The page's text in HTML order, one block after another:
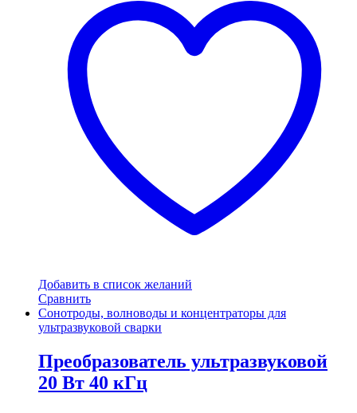
Добавить в список желаний
Сравнить
Сонотроды, волноводы и концентраторы для
ультразвуковой сварки
Преобразователь ультразвуковой
20 Вт 40 кГц